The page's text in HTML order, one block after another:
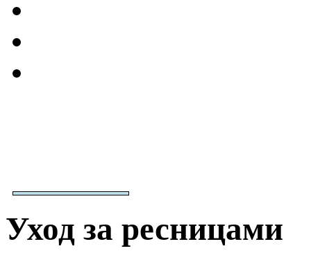
Уход за ресницами